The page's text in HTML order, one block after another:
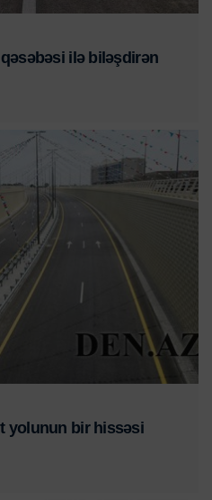
ilə biləşdirən
yolunun bir hissəsi